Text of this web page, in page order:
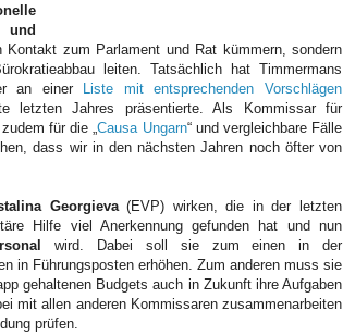
und
zum Parlament und Rat kümmern, sondern
leiten. Tatsächlich hat Timmermans
an einer Liste mit entsprechenden Vorschlägen
letzten Jahres präsentierte. Als Kommissar für
für die „Causa Ungarn“ und vergleichbare Fälle
dass wir in den nächsten Jahren noch öfter von
Georgieva(EVP) wirken, die in der letzten
Hilfe viel Anerkennung gefunden hat und nun
wird. Dabei soll sie zum einen in der
in Führungsposten erhöhen. Zum anderen muss sie
gehaltenen Budgets auch in Zukunft ihre Aufgaben
mit allen anderen Kommissaren zusammenarbeiten
prüfen.